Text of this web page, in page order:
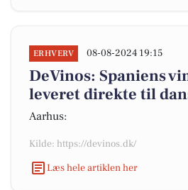
ERHVERV 08-08-2024 19:15
DeVinos: Spaniens
leveret direkte til
Aarhus:
Kilde: https://devinos.dk/
Læs hele artiklen her